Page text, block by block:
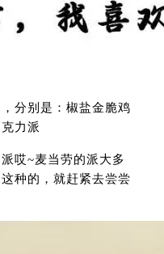
分别是：椒盐金脆鸡
力派
哎~麦当劳的派大多
种的，就赶紧去尝尝